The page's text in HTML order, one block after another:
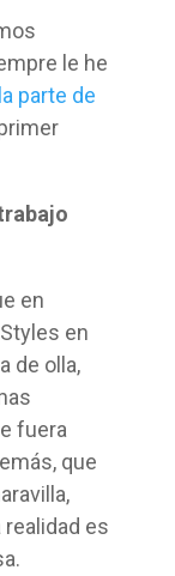
le he
parte de
en
en
de olla,
fuera
que
es